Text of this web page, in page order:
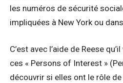
les numéros de sécurité
impliquées à New York ou
C’est avec l’aide de Reese
ces « Persons of Interest »
découvrir si elles ont le rôle